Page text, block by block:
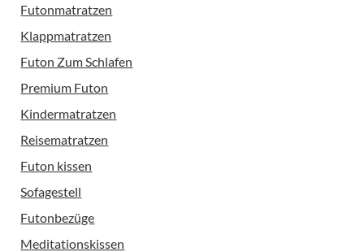
Futonmatratzen
Klappmatratzen
Futon Zum Schlafen
Premium Futon
Kindermatratzen
Reisematratzen
Futon kissen
Sofagestell
Futonbezüge
Meditationskissen